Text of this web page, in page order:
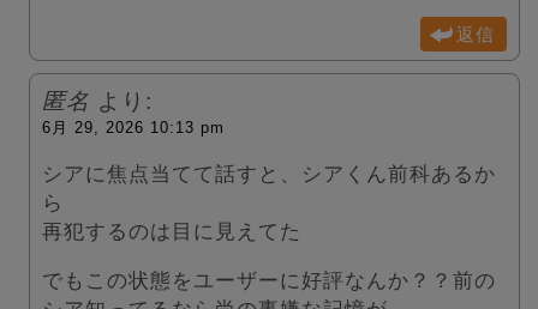
返信
匿名 より:
6月 29, 2026 10:13 pm
シアに焦点当てて話すと、シアくん前科あるか
ら
再犯するのは目に見えてた
でもこの状態をユーザーに好評なんか？？前の